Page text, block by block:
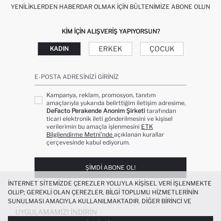
YENILIKLERDEN HABERDAR OLMAK İÇIN BÜLTENIMIZE ABONE OLUN
KIM IÇIN ALIŞVERIŞ YAPIYORSUN?
KADIN ERKEK ÇOCUK
E-POSTA ADRESINIZI GIRINIZ
Kampanya, reklam, promosyon, tanıtım
amaçlarıyla yukarıda belirttiğim iletişim adresime,
DeFacto Perakende Anonim Şirketi tarafından
ticari elektronik ileti gönderilmesini ve kişisel
verilerimin bu amaçla işlenmesini ETK
Bilgilendirme Metni’nde açıklanan kurallar
çerçevesinde kabul ediyorum.
ŞIMDI ABONE OL!
UYGULAMAMIZI İNDIRIN
İNTERNET SITEMIZDE ÇEREZLER YOLUYLA KIŞISEL VERI IŞLENMEKTE
OLUP; GEREKLI OLAN ÇEREZLER, BILGI TOPLUMU HIZMETLERININ
SUNULMASI AMACIYLA KULLANILMAKTADIR. DIĞER BIRINCI VE
ÜÇÜNCÜ TARAF ÇEREZLER ISE SIZE DAHA IYI BIR ALIŞVERIŞ
DENEYIMI SUNULABILMESI, SITEMIZIN DAHA IŞLEVSEL KILINMASI VE